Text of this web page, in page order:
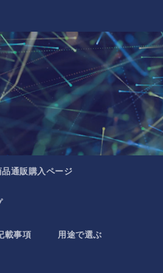
通販購入ページ
載事項 用途で選ぶ